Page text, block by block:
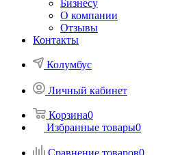
Бизнесу
О компании
Отзывы
Контакты
Колумбус
Личный кабинет
Корзина0
Избранные товары0
Сравнение товаров0